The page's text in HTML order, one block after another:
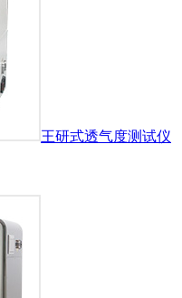
王研式透气度测试仪